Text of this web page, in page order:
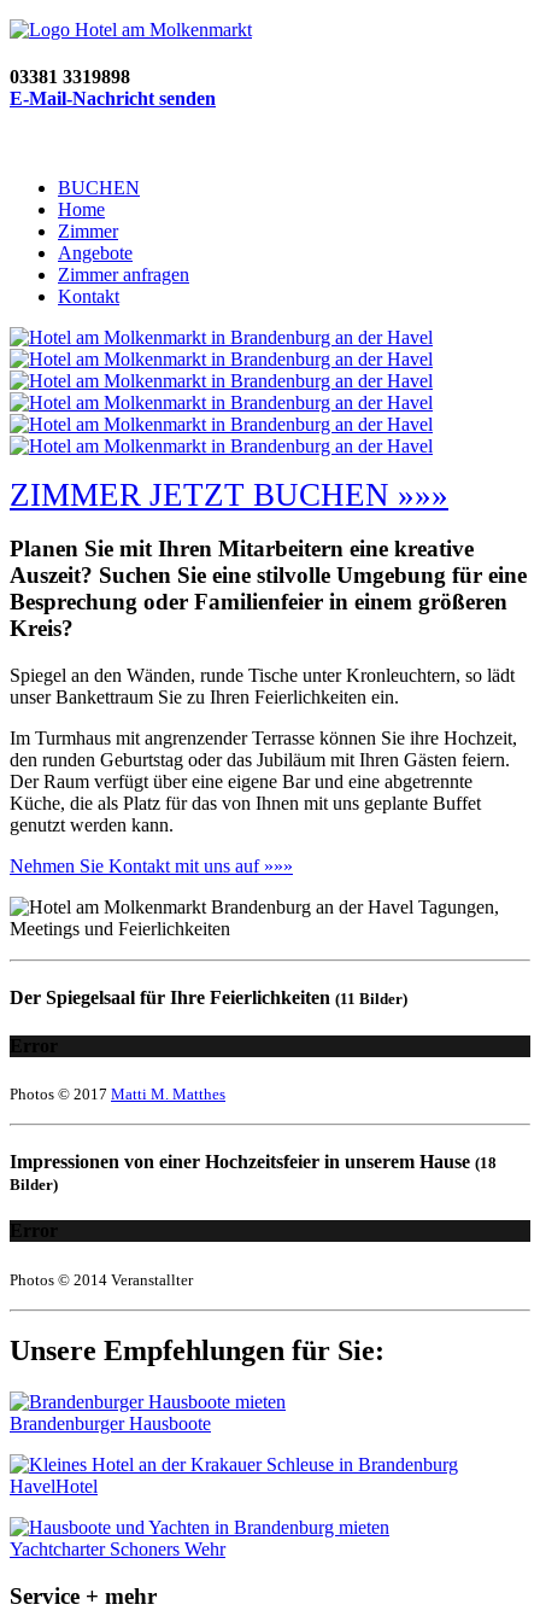
03381 3319898
E-Mail-Nachricht senden
BUCHEN
Home
Zimmer
Angebote
Zimmer anfragen
Kontakt
ZIMMER JETZT BUCHEN »»»
Planen Sie mit Ihren Mitarbeitern eine kreative
Auszeit? Suchen Sie eine stilvolle Umgebung für eine
Besprechung oder Familienfeier in einem größeren
Kreis?
Spiegel an den Wänden, runde Tische unter Kronleuchtern, so lädt
unser Bankettraum Sie zu Ihren Feierlichkeiten ein.
Im Turmhaus mit angrenzender Terrasse können Sie ihre Hochzeit,
den runden Geburtstag oder das Jubiläum mit Ihren Gästen feiern.
Der Raum verfügt über eine eigene Bar und eine abgetrennte
Küche, die als Platz für das von Ihnen mit uns geplante Buffet
genutzt werden kann.
Nehmen Sie Kontakt mit uns auf »»»
Der Spiegelsaal für Ihre Feierlichkeiten (11 Bilder)
Error
Photos © 2017 Matti M. Matthes
Impressionen von einer Hochzeitsfeier in unserem Hause (18
Bilder)
Error
Photos © 2014 Veranstallter
Unsere Empfehlungen für Sie:
Brandenburger Hausboote
HavelHotel
Yachtcharter Schoners Wehr
Service + mehr